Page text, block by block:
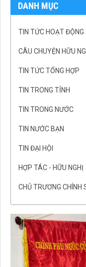
DANH MỤC
TIN TỨC HOẠT ĐỘNG
CÂU CHUYỆN HỮU
TIN TỨC TỔNG HỢP
TIN TRONG TỈNH
TIN TRONG NƯỚC
TIN NƯỚC BẠN
TIN ĐẠI HỘI
HỢP TÁC - HỮU NGHỊ
CHỦ TRƯƠNG CHÍNH